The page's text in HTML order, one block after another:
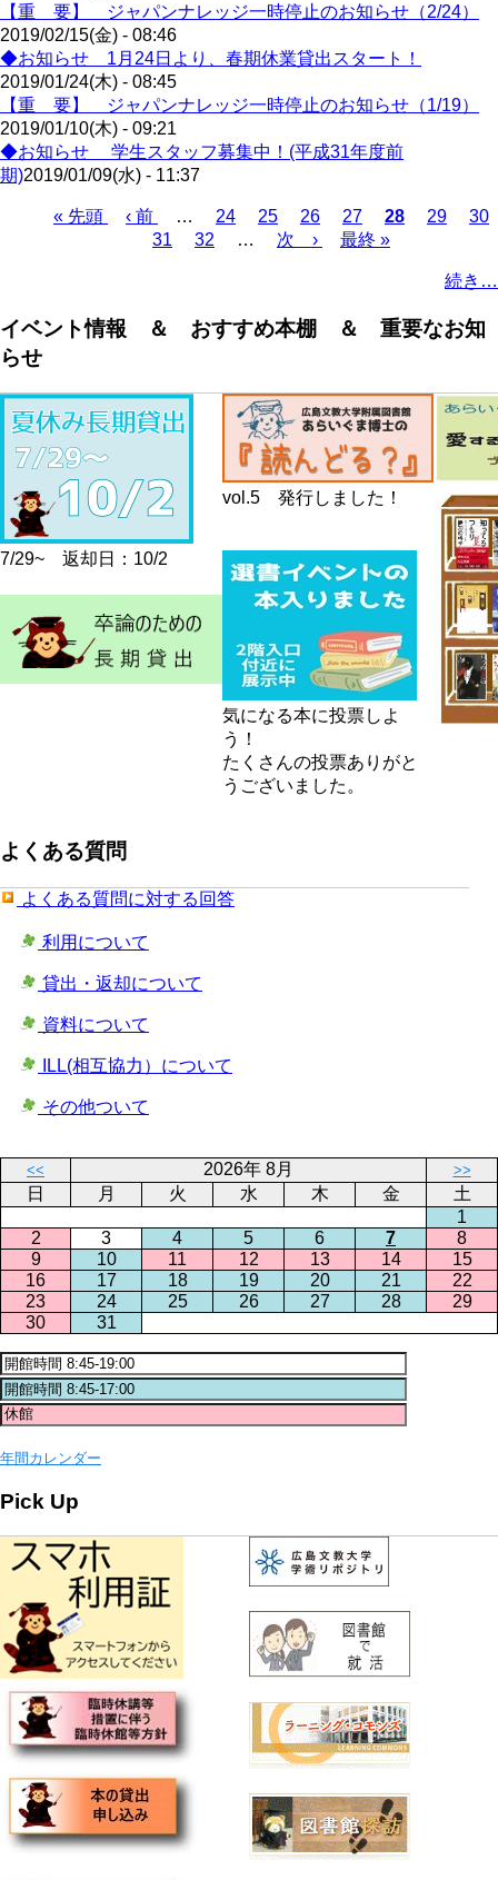
【重 要】 ジャパンナレッジ一時停止のお知らせ（2/24）
2019/02/15(金) - 08:46
◆お知らせ 1月24日より、春期休業貸出スタート！
2019/01/24(木) - 08:45
【重 要】 ジャパンナレッジ一時停止のお知らせ（1/19）
2019/01/10(木) - 09:21
◆お知らせ 学生スタッフ募集中！(平成31年度前
期)2019/01/09(水) - 11:37
り
先
« 先頭
前
‹ 前 … Page
24 Page
25 Page
26 Page
27
カ
レ
ー
28 Page
29
30
Page
31 Page
32 …
次
次 ›
最
ジ
最終 »
続き…
イベント情報 ＆ おすすめ本棚 ＆ 重要なお知
らせ
7/29~ 返却日：10/2
vol.5 発行しました！
気になる本に投票しよ
う！
たくさんの投票ありがと
うございました。
よくある質問
よくある質問に対する回答
利用について
貸出・返却について
資料について
ILL(相互協力）について
その他ついて
<< 2026年 8月 >>
日 月 火 水 木 金
土
1
2
3 4 5 6 7
8
9
10 11 12 13 14
15
16
17 18 19 20 21
22
23
24 25 26 27 28
29
30
31
年間カレンダー
Pick Up